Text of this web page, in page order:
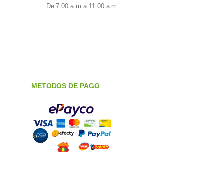
De 7:00 a.m a 11:00 a.m
METODOS DE PAGO